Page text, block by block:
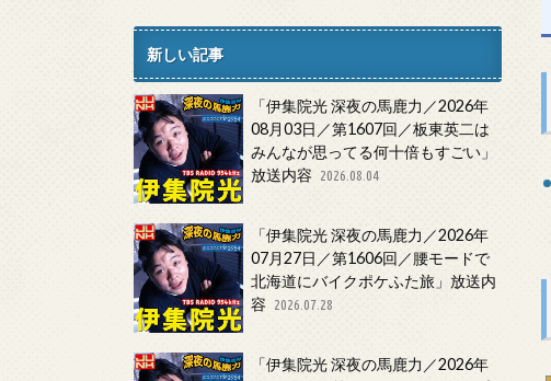
新しい記事
「伊集院光 深夜の馬鹿力／2026年
08月03日／第1607回／板東英二は
みんなが思ってる何十倍もすごい」
放送内容
2026.08.04
「伊集院光 深夜の馬鹿力／2026年
07月27日／第1606回／腰モードで
北海道にバイクポケふた旅」放送内
容
2026.07.28
「伊集院光 深夜の馬鹿力／2026年